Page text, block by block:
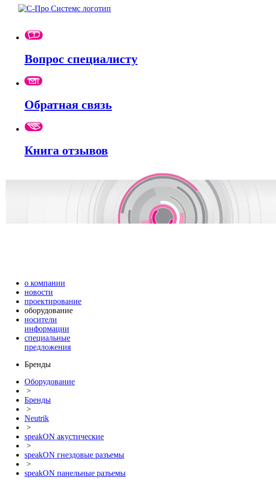
Вопрос специалисту
Обратная связь
Книга отзывов
о компании
новости
проектирование
оборудование
носители
информации
специальные
предложения
Бренды
Оборудование
>
Бренды
>
Neutrik
>
speakON акустические
>
speakON гнездовые разъемы
>
speakON панельные разъемы